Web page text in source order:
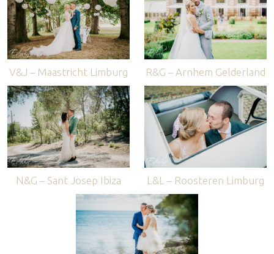
V&J – Maastricht Limburg R&G – Arnhem Gelderland
N&G – Sant Josep Ibiza L&L – Roosteren Limburg